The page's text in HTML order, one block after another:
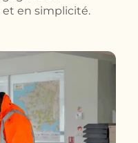
et en simplicité.